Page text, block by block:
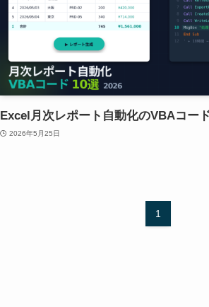
Excel月次レポート自動化のVBAコー
2026年5月25日
1